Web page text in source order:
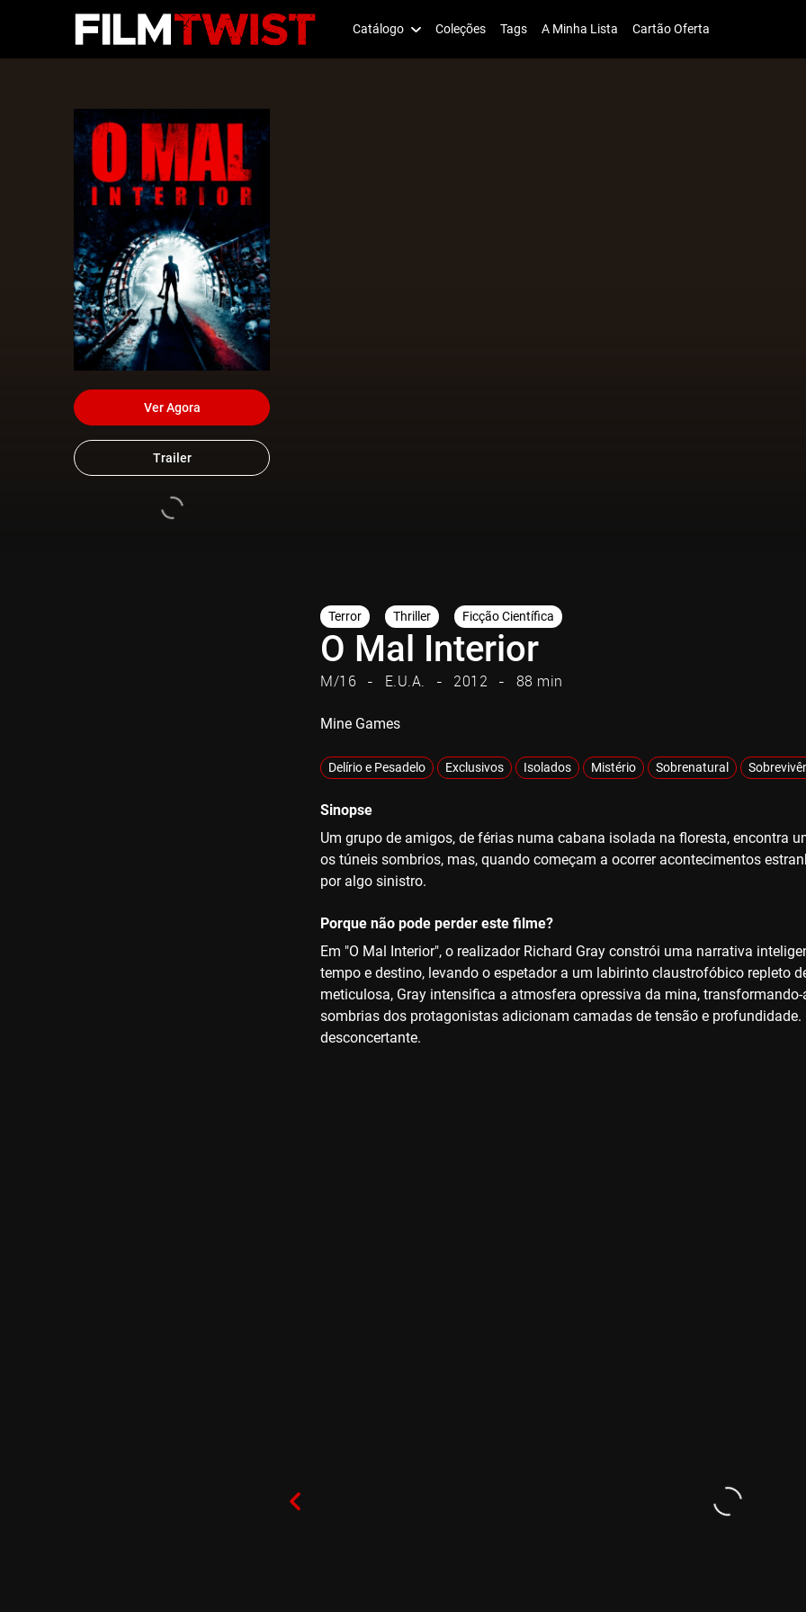
Catálogo Coleções Tags A Minha Lista Cartão Oferta
Ver Agora
Trailer
Terror Thriller Ficção Científica
O Mal Interior
M/16 E.U.A. 2012 88 min
Mine Games
Delírio e Pesadelo Exclusivos Isolados Mistério Sobrenatural
Sinopse
Um grupo de amigos, de férias numa cabana isolada na floresta, encontra
os túneis sombrios, mas, quando começam a ocorrer acontecimentos
por algo sinistro.
Porque não pode perder este filme?
Em "O Mal Interior", o realizador Richard Gray constrói uma narrativa
tempo e destino, levando o espetador a um labirinto claustrofóbico repleto
meticulosa, Gray intensifica a atmosfera opressiva da mina,
sombrias dos protagonistas adicionam camadas de tensão e
desconcertante.